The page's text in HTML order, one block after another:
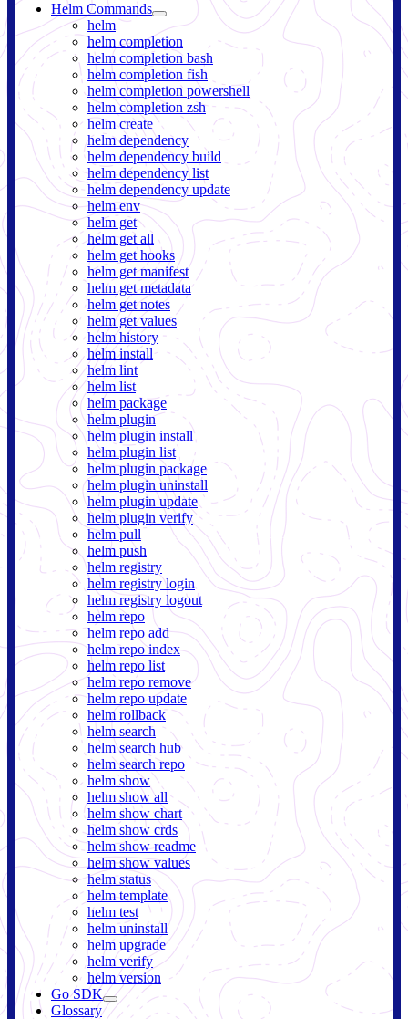
Helm Commands
helm
helm completion
helm completion bash
helm completion fish
helm completion powershell
helm completion zsh
helm create
helm dependency
helm dependency build
helm dependency list
helm dependency update
helm env
helm get
helm get all
helm get hooks
helm get manifest
helm get metadata
helm get notes
helm get values
helm history
helm install
helm lint
helm list
helm package
helm plugin
helm plugin install
helm plugin list
helm plugin package
helm plugin uninstall
helm plugin update
helm plugin verify
helm pull
helm push
helm registry
helm registry login
helm registry logout
helm repo
helm repo add
helm repo index
helm repo list
helm repo remove
helm repo update
helm rollback
helm search
helm search hub
helm search repo
helm show
helm show all
helm show chart
helm show crds
helm show readme
helm show values
helm status
helm template
helm test
helm uninstall
helm upgrade
helm verify
helm version
Go SDK
Glossary